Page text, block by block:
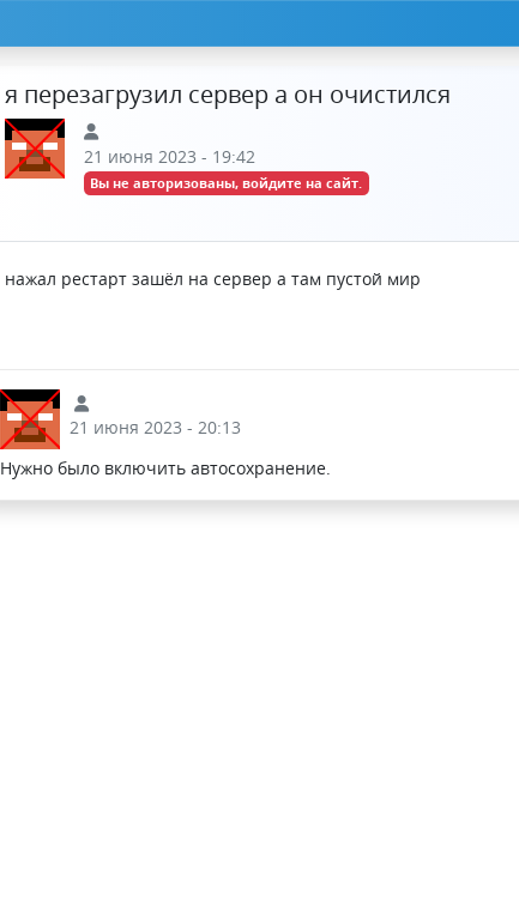
я перезагрузил сервер а он очистился
21 июня 2023 - 19:42
Вы не авторизованы, войдите на сайт.
нажал рестарт зашёл на сервер а там пустой мир
21 июня 2023 - 20:13
Нужно было включить автосохранение.